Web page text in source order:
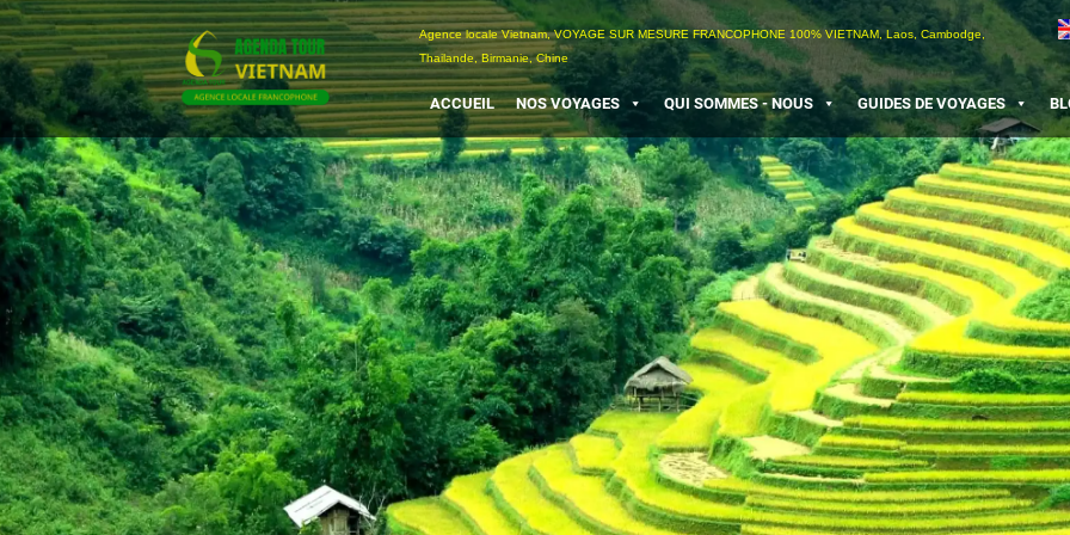
Passer
au
contenu
Agence locale Vietnam, VOYAGE SUR MESURE FRANCOPHONE 100% VIETNAM, Laos, Cambodge,
Thailande, Birmanie, Chine
ACCUEIL NOS VOYAGES QUI SOMMES - NOUS GUIDES DE VOYAGES